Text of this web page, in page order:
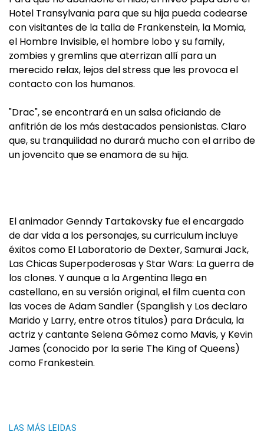
Hotel Transylvania para que su hija pueda codearse
con visitantes de la talla de Frankenstein, la Momia,
el Hombre Invisible, el hombre lobo y su family,
zombies y gremlins que aterrizan allí para un
merecido relax, lejos del stress que les provoca el
contacto con los humanos.
"Drac", se encontrará en un salsa oficiando de
anfitrión de los más destacados pensionistas. Claro
que, su tranquilidad no durará mucho con el arribo de
un jovencito que se enamora de su hija.
El animador Genndy Tartakovsky fue el encargado
de dar vida a los personajes, su curriculum incluye
éxitos como El Laboratorio de Dexter, Samurai Jack,
Las Chicas Superpoderosas y Star Wars: La guerra de
los clones. Y aunque a la Argentina llega en
castellano, en su versión original, el film cuenta con
las voces de Adam Sandler (Spanglish y Los declaro
Marido y Larry, entre otros títulos) para Drácula, la
actriz y cantante Selena Gómez como Mavis, y Kevin
James (conocido por la serie The King of Queens)
como Frankestein.
LAS MÁS LEIDAS